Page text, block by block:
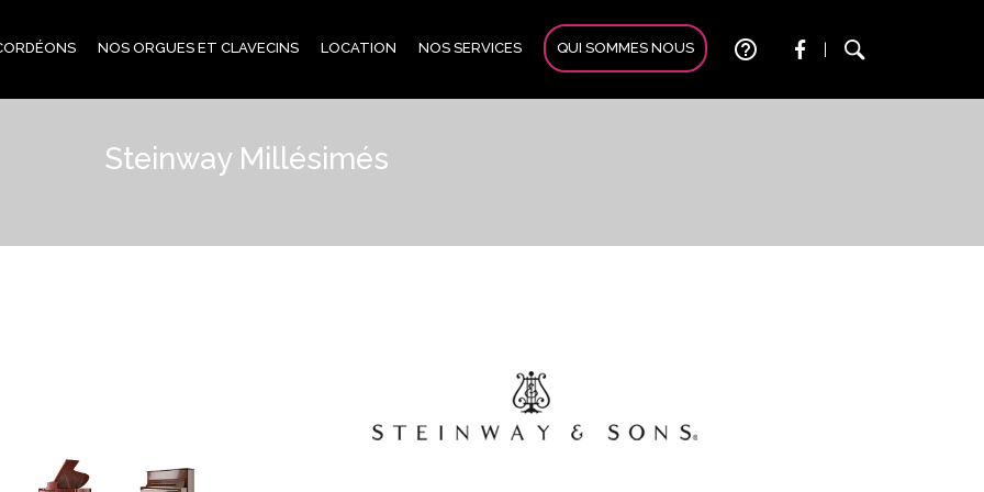
NOS ORGUES ET CLAVECINS LOCATION NOS SERVICES QUI SOMMES NOUS help_outline
Steinway Millésimés